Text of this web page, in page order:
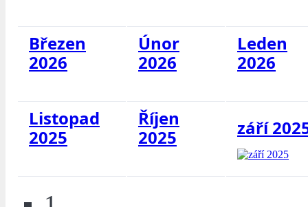
Březen
2026
Únor
2026
Leden
2026
Listopad
2025
Říjen
2025
září